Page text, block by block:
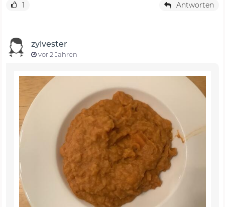
1 Antworten
zylvester
vor 2 Jahren